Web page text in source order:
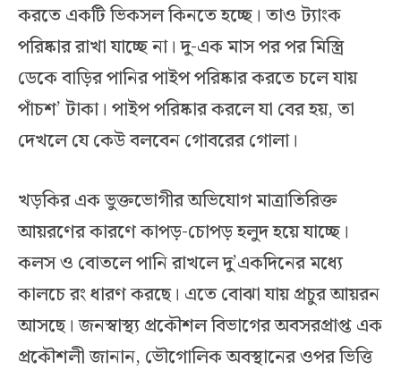
করতে একটি ভিকসল কিনতে হচ্ছে। তাও ট্যাংক
পরিষ্কার রাখা যাচ্ছে না। দু-এক মাস পর পর মিস্ত্রি
ডেকে বাড়ির পানির পাইপ পরিষ্কার করতে চলে যায়
পাঁচশ’ টাকা। পাইপ পরিষ্কার করলে যা বের হয়, তা
দেখলে যে কেউ বলবেন গোবরের গোলা।
খড়কির এক ভুক্তভোগীর অভিযোগ মাত্রাতিরিক্ত
আয়রণের কারণে কাপড়-চোপড় হলুদ হয়ে যাচ্ছে।
কলস ও বোতলে পানি রাখলে দু’একদিনের মধ্যে
কালচে রং ধারণ করছে। এতে বোঝা যায় প্রচুর আয়রন
আসছে। জনস্বাস্থ্য প্রকৌশল বিভাগের অবসরপ্রাপ্ত এক
প্রকৌশলী জানান, ভৌগোলিক অবস্থানের ওপর ভিত্তি